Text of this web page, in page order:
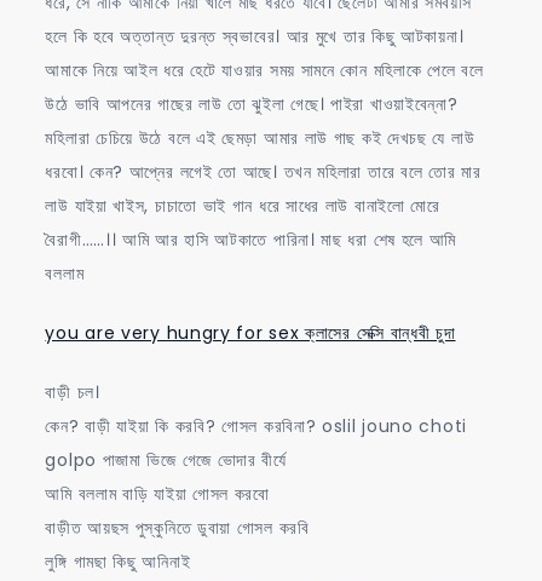
হলে কি হবে অত্তান্ত দুরন্ত স্বভাবের। আর মুখে তার কিছু আটকায়না।
আমাকে নিয়ে আইল ধরে হেটে যাওয়ার সময় সামনে কোন মহিলাকে পেলে বলে
উঠে ভাবি আপনের গাছের লাউ তো ঝুইলা গেছে। পাইরা খাওয়াইবেন্না?
মহিলারা চেচিয়ে উঠে বলে এই ছেমড়া আমার লাউ গাছ কই দেখচছ যে লাউ
ধরবো। কেন? আপ্নের লগেই তো আছে। তখন মহিলারা তারে বলে তোর মার
লাউ যাইয়া খাইস, চাচাতো ভাই গান ধরে সাধের লাউ বানাইলো মোরে
বৈরাগী……।। আমি আর হাসি আটকাতে পারিনা। মাছ ধরা শেষ হলে আমি
বললাম
you are very hungry for sex ক্লাসের সেক্সি বান্ধবী চুদা
বাড়ী চল।
কেন? বাড়ী যাইয়া কি করবি? গোসল করবিনা? oslil jouno choti
golpo পাজামা ভিজে গেজে ভোদার বীর্যে
আমি বললাম বাড়ি যাইয়া গোসল করবো
বাড়ীত আয়ছস পুস্কুনিতে ডুবায়া গোসল করবি
লুঙ্গি গামছা কিছু আনিনাই